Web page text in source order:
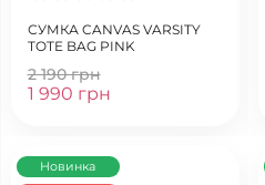
СУМКА CANVAS VARSITY
TOTE BAG PINK
2 190 грн
1 990 грн
Новинка